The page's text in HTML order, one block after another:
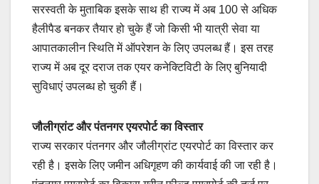
सरस्वती के मुताबिक इसके साथ ही राज्य में अब 100 से अधिक
हैलीपैड बनकर तैयार हो चुके हैं जो किसी भी यात्री सेवा या
आपातकालीन स्थिति में ऑपरेशन के लिए उपलब्ध हैं। इस तरह
राज्य में अब दूर दराज तक एयर कनेक्टिविटी के लिए बुनियादी
सुविधाएं उपलब्ध हो चुकी हैं।
जौलीग्रांट और पंतनगर एयरपोर्ट का विस्तार
राज्य सरकार पंतनगर और जौलीग्रांट एयरपोर्ट का विस्तार कर
रही है। इसके लिए जमीन अधिगृहण की कार्यवाई की जा रही है।